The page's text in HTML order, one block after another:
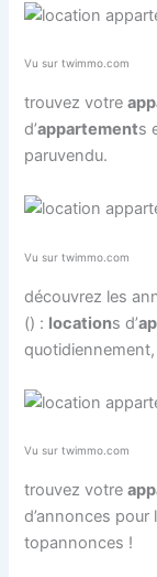
Vu sur twimmo.com
trouvez votre
d’appartements
paruvendu.
Vu sur twimmo.com
découvrez les
() : locations d’
Vu sur twimmo.com
trouvez votre
d’annonces pour
topannonces !